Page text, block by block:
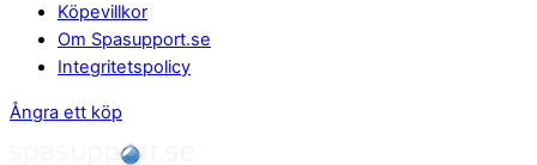
Köpevillkor
Om Spasupport.se
Integritetspolicy
Ångra ett köp